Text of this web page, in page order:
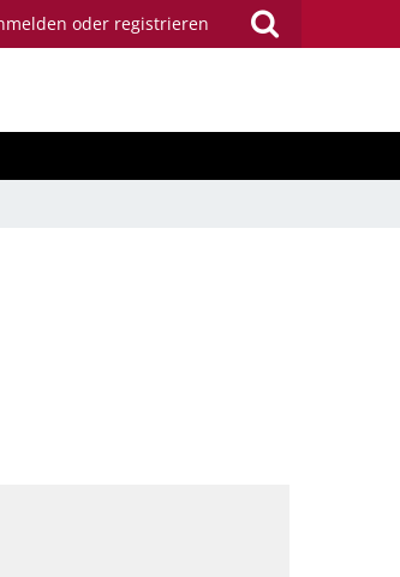
oder registrieren